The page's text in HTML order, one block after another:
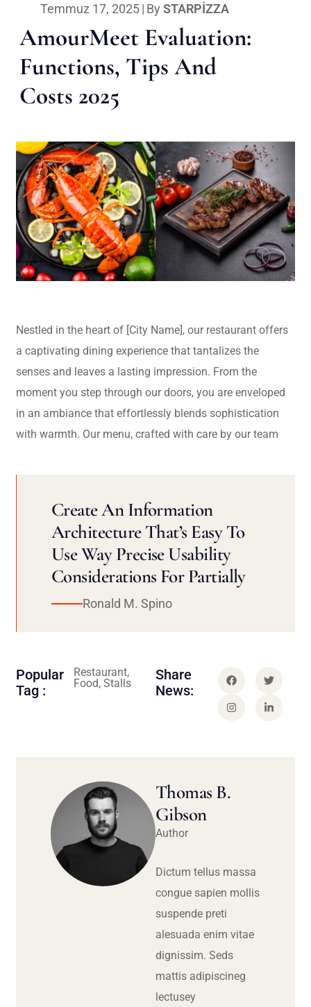
Temmuz 17, 2025| By STARPIZZA
AmourMeet Evaluation:
Functions, Tips And
Costs 2025
Nestled in the heart of [City Name], our restaurant offers
a captivating dining experience that tantalizes the
senses and leaves a lasting impression. From the
moment you step through our doors, you are enveloped
in an ambiance that effortlessly blends sophistication
with warmth. Our menu, crafted with care by our team
Create An Information
Architecture That’s Easy To
Use Way Precise Usability
Considerations For Partially
Ronald M. Spino
Popular
Tag :
Restaurant,
Food, Stalls
Share
News:
Thomas B.
Gibson
Author
Dictum tellus massa
congue sapien mollis
suspende preti
alesuada enim vitae
dignissim. Seds
mattis adipiscineg
lectusey